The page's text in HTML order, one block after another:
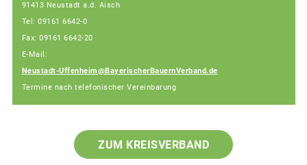
91413 Neustadt a.d. Aisch
Tel: 09161 6642-0
Fax: 09161 6642-20
E-Mail:
Neustadt-Uffenheim@BayerischerBauernVerband.de
Termine nach telefonischer Vereinbarung
ZUM KREISVERBAND